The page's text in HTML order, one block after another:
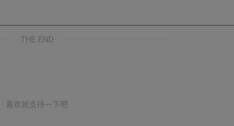
THE END
喜欢就支持一下吧